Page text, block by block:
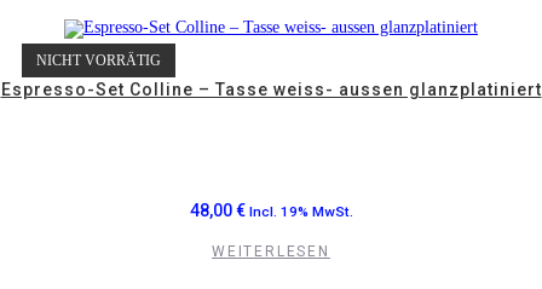
NICHT VORRÄTIG
Espresso-Set Colline – Tasse weiss- aussen glanzplatiniert
48,00€ Incl. 19% MwSt.
WEITERLESEN